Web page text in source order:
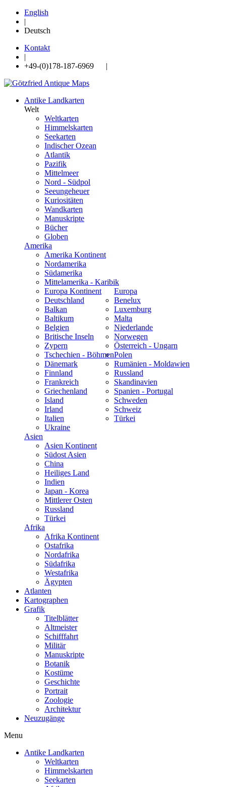
English
|
Deutsch
Kontakt
|
+49-(0)178-187-6969 |
Antike Landkarten
Welt
Weltkarten
Himmelskarten
Seekarten
Indischer Ozean
Atlantik
Pazifik
Mittelmeer
Nord - Südpol
Seeungeheuer
Kuriositäten
Wandkarten
Manuskripte
Bücher
Globen
Amerika
Amerika Kontinent
Nordamerika
Südamerika
Mittelamerika - Karibik
Europa
Europa Kontinent
Deutschland
Balkan
Baltikum
Belgien
Britische Inseln
Zypern
Tschechien - Böhmen
Dänemark
Finnland
Frankreich
Griechenland
Island
Irland
Italien
Benelux
Luxemburg
Malta
Niederlande
Norwegen
Österreich - Ungarn
Polen
Rumänien - Moldawien
Russland
Skandinavien
Spanien - Portugal
Schweden
Schweiz
Türkei
Ukraine
Asien
Asien Kontinent
Südost Asien
China
Heiliges Land
Indien
Japan - Korea
Mittlerer Osten
Russland
Türkei
Afrika
Afrika Kontinent
Ostafrika
Nordafrika
Südafrika
Westafrika
Ägypten
Atlanten
Kartographen
Grafik
Titelblätter
Altmeister
Schifffahrt
Militär
Manuskripte
Botanik
Kostüme
Geschichte
Portrait
Zoologie
Architektur
Neuzugänge
Menu
Antike Landkarten
Weltkarten
Himmelskarten
Seekarten